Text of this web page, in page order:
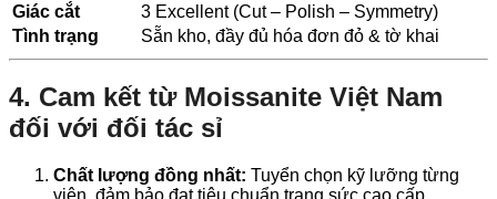
Giác cắt
3 Excellent (Cut – Polish – Symmetry)
Tình trạng
Sẵn kho, đầy đủ hóa đơn đỏ & tờ khai
4. Cam kết từ Moissanite Việt Nam
đối với đối tác sỉ
Chất lượng đồng nhất: Tuyển chọn kỹ lưỡng từng